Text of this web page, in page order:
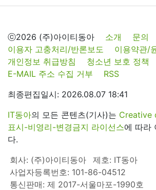
ⓒ2026 (주)아이티동아 소개
문의
이용자 고충처리/반론보도
이용약관/
개인정보 취급방침
청소년 보호 정책
E-MAIL 주소 수집 거부
RSS
최종편집일시: 2026.08.07 18:41
IT동아의 모든 콘텐츠(기사)는 Creative
표시-비영리-변경금지 라이선스에 따라
다.
회사: (주)아이티동아
제호: IT동아
사업자등록번호: 101-86-04512
통신판매: 제 2017-서울마포-1990호